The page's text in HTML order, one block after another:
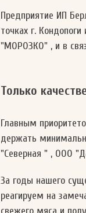
Предприятие ИП
точках г.
"МОРОЗКО" , и в
Только
Главным
держать
"Северная " , ООО
За годы нашего
реагируем на